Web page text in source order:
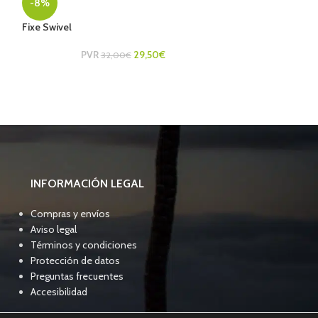
-8%
Fixe Swivel
PVR 32,00€ 29,50€
INFORMACIÓN LEGAL
Compras y envíos
Aviso legal
Términos y condiciones
Protección de datos
Preguntas frecuentes
Accesibilidad